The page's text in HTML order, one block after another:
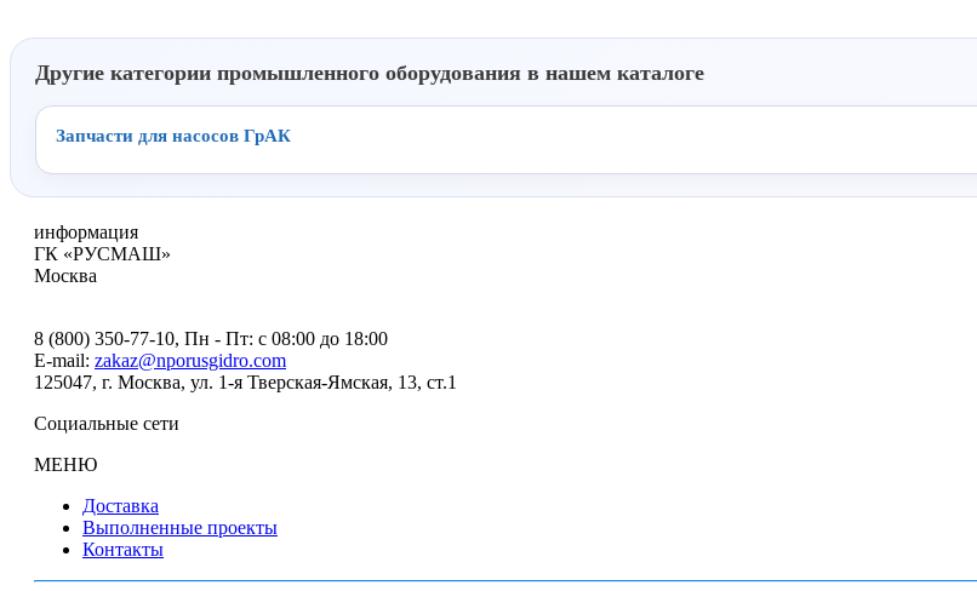
Другие категории промышленного оборудования в нашем каталоге
Запчасти для насосов ГрАК
информация
ГК «РУСМАШ»
Москва
8 (800) 350-77-10, Пн - Пт: с 08:00 до 18:00
E-mail: zakaz@nporusgidro.com
125047, г. Москва, ул. 1-я Тверская-Ямская, 13, ст.1
Социальные сети
МЕНЮ
Доставка
Выполненные проекты
Контакты